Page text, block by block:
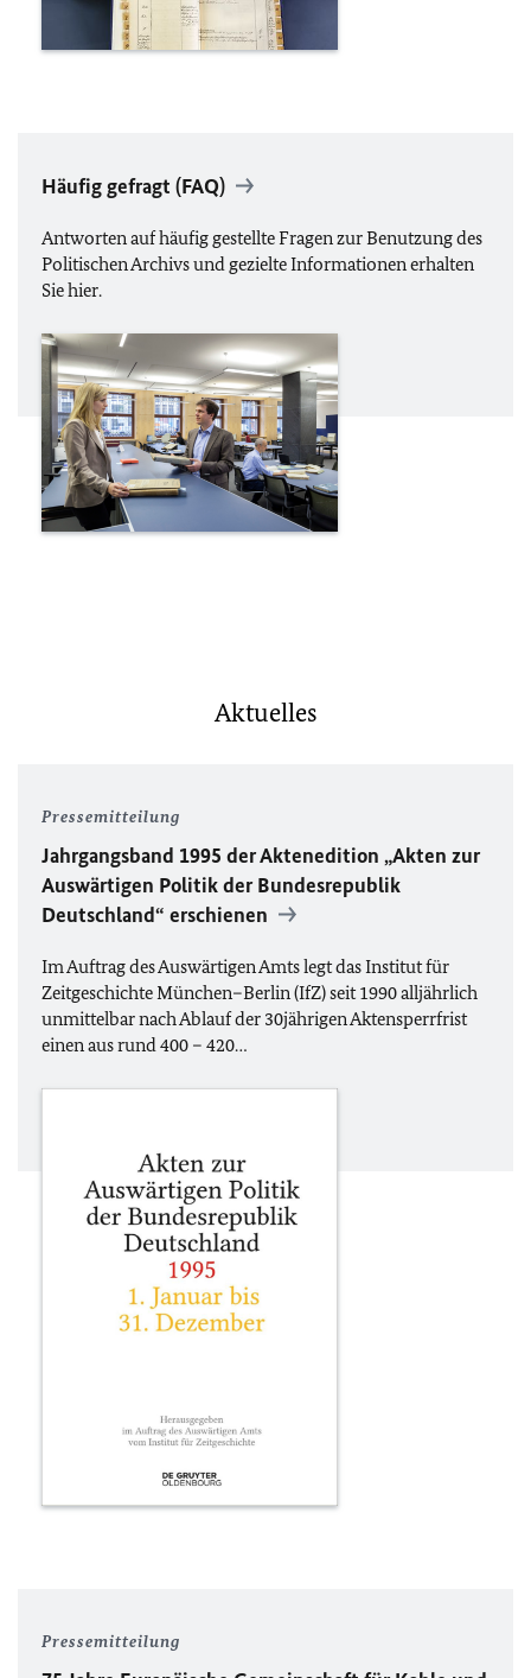
Häufig gefragt (FAQ)
Antworten auf häufig gestellte Fragen zur Benutzung des
Politischen Archivs und gezielte Informationen erhalten
Sie hier.
Aktuelles
Pressemitteilung
Jahrgangsband 1995 der Aktenedition „Akten zur
Auswärtigen Politik der Bundesrepublik
Deutschland“ erschienen
Im Auftrag des Auswärtigen Amts legt das Institut für
Zeitgeschichte München–Berlin (IfZ) seit 1990 alljährlich
unmittelbar nach Ablauf der 30jährigen Aktensperrfrist
einen aus rund 400 – 420…
Pressemitteilung